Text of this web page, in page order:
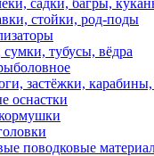
садки, багры,
стойки, род-поды
тубусы, вёдра
застёжки, карабины,
оснастки
поводковые